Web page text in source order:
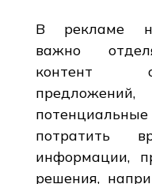
В рекламе
важно
контент
потратить
информации,
решения,